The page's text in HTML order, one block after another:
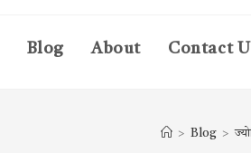
Blog About Contact
> Blog >